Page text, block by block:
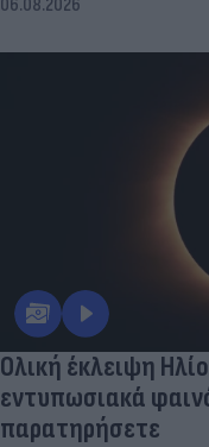
06.08.2026
Ολική έκλειψη
εντυπωσιακά
παρατηρήσετε